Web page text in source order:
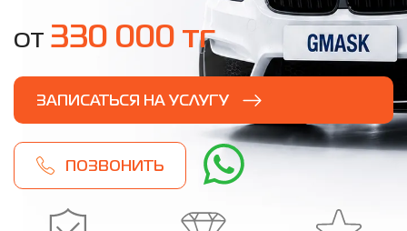
от 330 000 тг
ЗАПИСАТЬСЯ НА УСЛУГУ
ПОЗВОНИТЬ